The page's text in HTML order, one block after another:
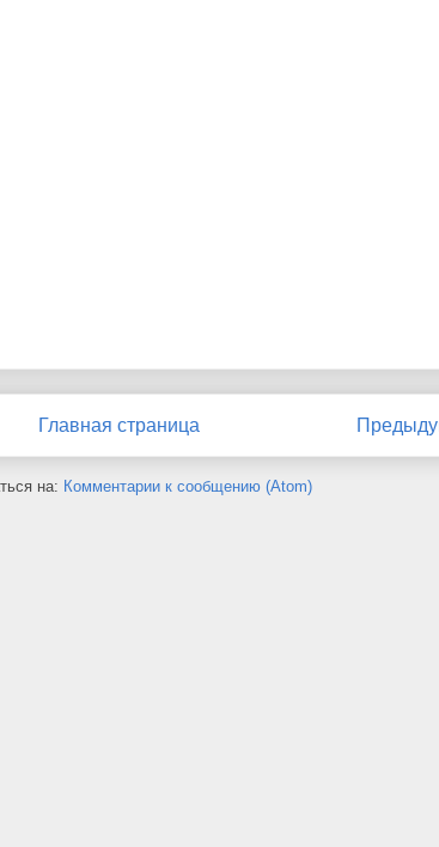
Главная страница
на: Комментарии к сообщению (Atom)